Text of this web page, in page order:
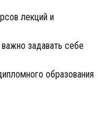
лекций и
задавать себе
образования